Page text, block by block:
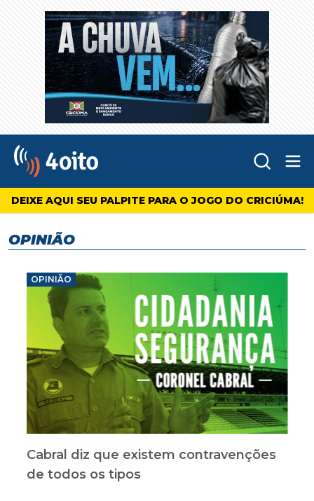
4oito
DEIXE AQUI SEU PALPITE PARA O JOGO DO CRICIÚMA!
OPINIÃO
OPINIÃO
Cabral diz que existem contravenções
de todos os tipos